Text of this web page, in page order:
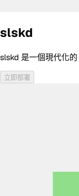
slskd
slskd 是一個現代化
立即部署